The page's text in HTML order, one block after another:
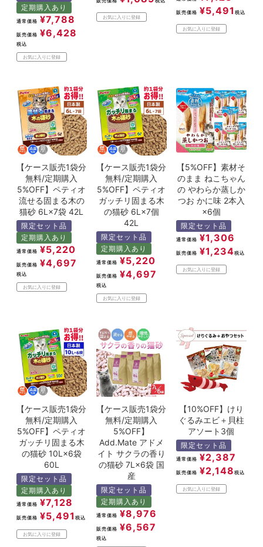
定期購入あり
通常価格 ¥7,788
販売価格 ¥6,428
税込
お気に入りに登録
お気に入りに登録
販売価格 ¥5,491 税込
お気に入りに登録
【ケース販売1袋分
無料/定期購入
5%OFF】ペティオ
流せる固まる木の
猫砂 6L×7袋 42L
限定セット品
定期購入あり
通常価格 ¥5,220
販売価格 ¥4,697
税込
お気に入りに登録
【ケース販売1袋分
無料/定期購入
5%OFF】ペティオ
ガッチリ固まる木
の猫砂 6L×7個
42L
限定セット品
定期購入あり
通常価格 ¥5,220
販売価格 ¥4,697
税込
お気に入りに登録
【5%OFF】素材そ
のまま ねこちゃん
の やわらか蒸しか
つお かに味 2本入
×6個
限定セット品
通常価格 ¥1,306
販売価格 ¥1,234税込
お気に入りに登録
【ケース販売1袋分
無料/定期購入
5%OFF】ペティオ
ガッチリ固まる木
の猫砂 10L×6袋
60L
限定セット品
定期購入あり
通常価格 ¥7,128
販売価格 ¥5,491 税込
お気に入りに登録
【ケース販売1袋分
無料/定期購入
5%OFF】
Add.Mate アドメ
イト サクラの香り
の猫砂 7L×6袋 国
産
限定セット品
定期購入あり
通常価格 ¥8,976
販売価格 ¥6,567
税込
【10%OFF】けり
ぐるみエビ＋貝柱
アソート3個
限定セット品
通常価格 ¥2,387
販売価格 ¥2,148 税込
お気に入りに登録